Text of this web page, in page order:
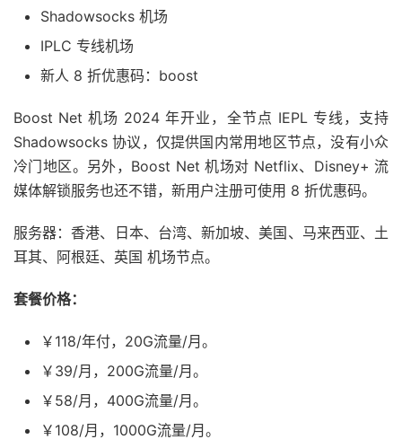
Shadowsocks 机场
IPLC 专线机场
新人 8 折优惠码：boost
Boost Net 机场 2024 年开业，全节点 IEPL 专线，支持
Shadowsocks 协议，仅提供国内常用地区节点，没有小众
冷门地区。另外，Boost Net 机场对 Netflix、Disney+ 流
媒体解锁服务也还不错，新用户注册可使用 8 折优惠码。
服务器：香港、日本、台湾、新加坡、美国、马来西亚、土
耳其、阿根廷、英国 机场节点。
套餐价格：
￥118/年付，20G流量/月。
￥39/月，200G流量/月。
￥58/月，400G流量/月。
￥108/月，1000G流量/月。